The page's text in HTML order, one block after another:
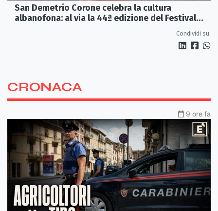
San Demetrio Corone celebra la cultura
albanofona: al via la 44ª edizione del Festival
Condividi su:
CRONACA
9 ore fa